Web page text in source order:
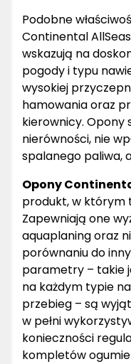
Podobne
Continental
wskazują na
pogody i typu
wysokiej
hamowania oraz
kierownicy. Opony
nierówności, nie
spalanego paliwa,
Opony
produkt, w którym
Zapewniają one
aquaplaning oraz
porównaniu do
parametry – takie
na każdym typie
przebieg – są
w pełni
konieczności
kompletów